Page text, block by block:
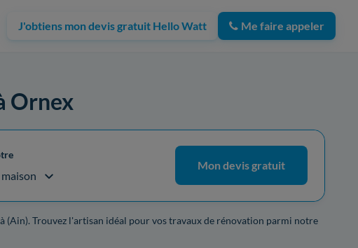
J'obtiens mon devis gratuit Hello Watt Me faire appeler
Ornex
Mon devis gratuit
Trouvez l'artisan idéal pour vos travaux de rénovation parmi notre